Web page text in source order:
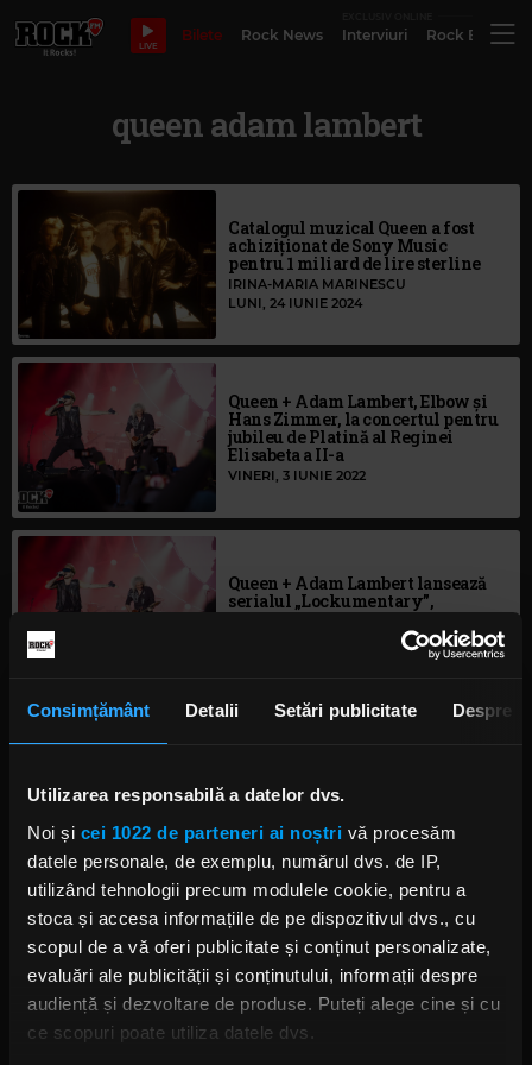
Consimțământ Detalii Setări publicitate Despre
Utilizarea responsabilă a datelor dvs.
Noi și cei 1022 de parteneri ai noștri vă procesăm
datele personale, de exemplu, numărul dvs. de IP,
utilizând tehnologii precum modulele cookie, pentru a
stoca și accesa informațiile de pe dispozitivul dvs., cu
scopul de a vă oferi publicitate și conținut personalizate,
evaluări ale publicității și conținutului, informații despre
audiență și dezvoltare de produse. Puteți alege cine și cu
ce scopuri poate utiliza datele dvs.
LIVE
Bilete Rock News Interviuri Rock
queen adam lambert
Catalogul muzical Queen a fost
achiziționat de Sony Music
pentru 1 miliard de lire sterline
IRINA-MARIA MARINESCU
LUNI, 24 IUNIE 2024
Queen + Adam Lambert, Elbow și
Hans Zimmer, la concertul pentru
jubileu de Platină al Reginei
Elisabeta a II-a
VINERI, 3 IUNIE 2022
Queen + Adam Lambert lansează
serialul „Lockumentary”,
disponibil online gratuit
experiența Queen
VINERI, 17 APRILIE 2020
Adam Lambert, „norocos” să poată
aduce un omagiu lui Freddie
Mercury, concertand alaturi de
Queen
MIERCURI, 26 FEBRUARIE 2020